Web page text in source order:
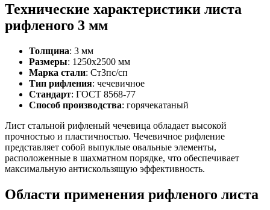
Технические характеристики листа
рифленого 3 мм
Толщина: 3 мм
Размеры: 1250х2500 мм
Марка стали: Ст3пс/сп
Тип рифления: чечевичное
Стандарт: ГОСТ 8568-77
Способ производства: горячекатаный
Лист стальной рифленый чечевица обладает высокой
прочностью и пластичностью. Чечевичное рифление
представляет собой выпуклые овальные элементы,
расположенные в шахматном порядке, что обеспечивает
максимальную антискользящую эффективность.
Области применения рифленого листа